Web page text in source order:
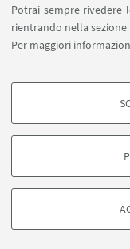
Potrai sempre rivedere
rientrando nella
Per maggiori
COOKIE DI
degli utenti, creare profili
di marketing.
Google/Youtube Video
IN EVIDENZA
©Copyright 2026 -